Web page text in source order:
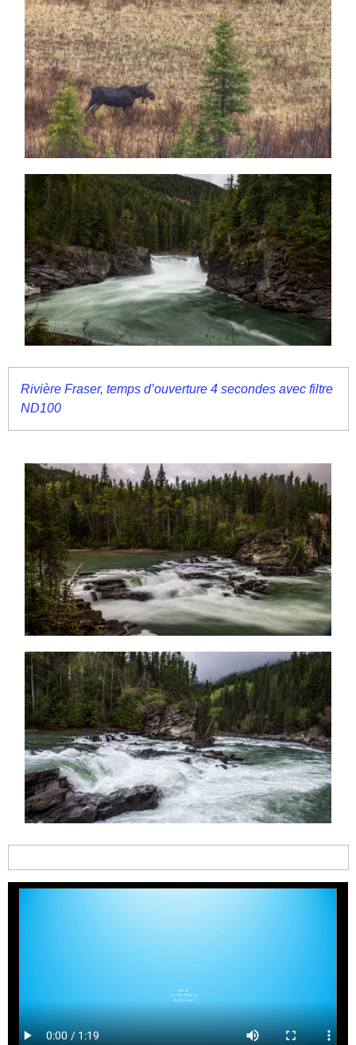
Rivière Fraser, temps d’ouverture 4 secondes avec filtre
ND100